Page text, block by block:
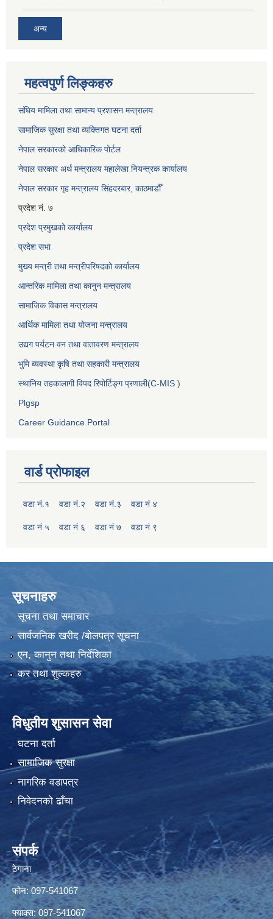
अन्य
महत्वपुर्ण लिङ्कहरु
संघिय मामिला तथा सामान्य प्रशासन मन्त्रालय
सामाजिक सुरक्षा तथा व्यक्तिगत घटना दर्ता
नेपाल सरकारको आधिकारिक पोर्टल
नेपाल सरकार अर्थ मन्त्रालय महालेखा नियन्त्रक कार्यालय
नेपाल सरकार गृह मन्त्रालय सिंहदरबार, काठमाडौँ
प्रदेश नं. ७
प्रदेश प्रमुखको कार्यालय
प्रदेश सभा
मुख्य मन्त्री तथा मन्त्रीपरिषदको कार्यालय
आन्तरिक मामिला तथा कानुन मन्त्रालय
सामाजिक विकास मन्त्रालय
आर्थिक मामिला तथा योजना मन्त्रालय
उद्यग पर्यटन वन तथा वातावरण मन्त्रालय
भुमि ब्यवस्था कृषि तथा सहकारी मन्त्रालय
स्थानिय तहकालागी विपद रिपोर्टिङ्ग प्रणाली(C-MIS )
Plgsp
Career Guidance Portal
वार्ड प्रोफाइल
वडा नं.१ वडा नं.२ वडा नं.३ वडा नं ४
वडा नं ५ वडा नं ६ वडा नं ७ वडा नं ९
सूचनाहरु
सूचना तथा समाचार
सार्वजनिक खरीद /बोलपत्र सूचना
एन, कानुन तथा निर्देशिका
कर तथा शुल्कहरु
विधुतीय शुसासन सेवा
घटना दर्ता
सामाजिक सुरक्षा
नागरिक वडापत्र
निवेदनको ढाँचा
संपर्क
ठेगाना
फोन: 097-541067
फ्याक्स: 097-541067